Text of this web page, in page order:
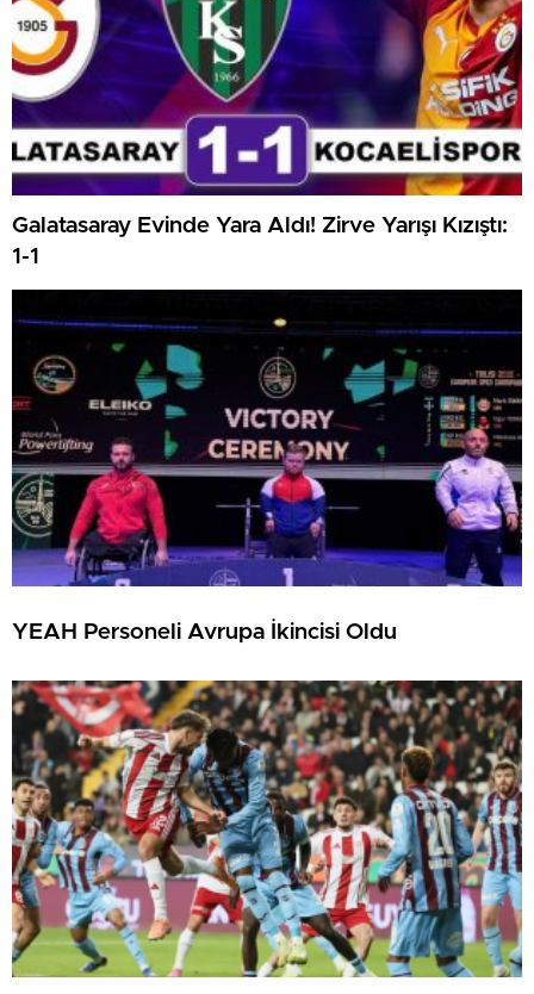
Galatasaray Evinde Yara Aldı! Zirve Yarışı Kızıştı:
1-1
YEAH Personeli Avrupa İkincisi Oldu